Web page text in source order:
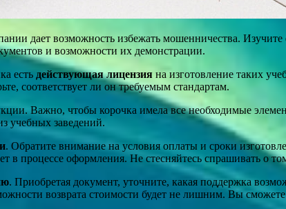
дает возможность избежать мошенничества.
и возможности их демонстрации.
есть действующая лицензия на изготовление таких
соответствует ли он требуемым стандартам.
Важно, чтобы корочка имела все необходимые
учебных заведений.
. Обратите внимание на условия оплаты и сроки
в процессе оформления. Не стесняйтесь спрашивать о
. Приобретая документ, уточните, какая поддержка
возврата стоимости будет не лишним. Вы сможете